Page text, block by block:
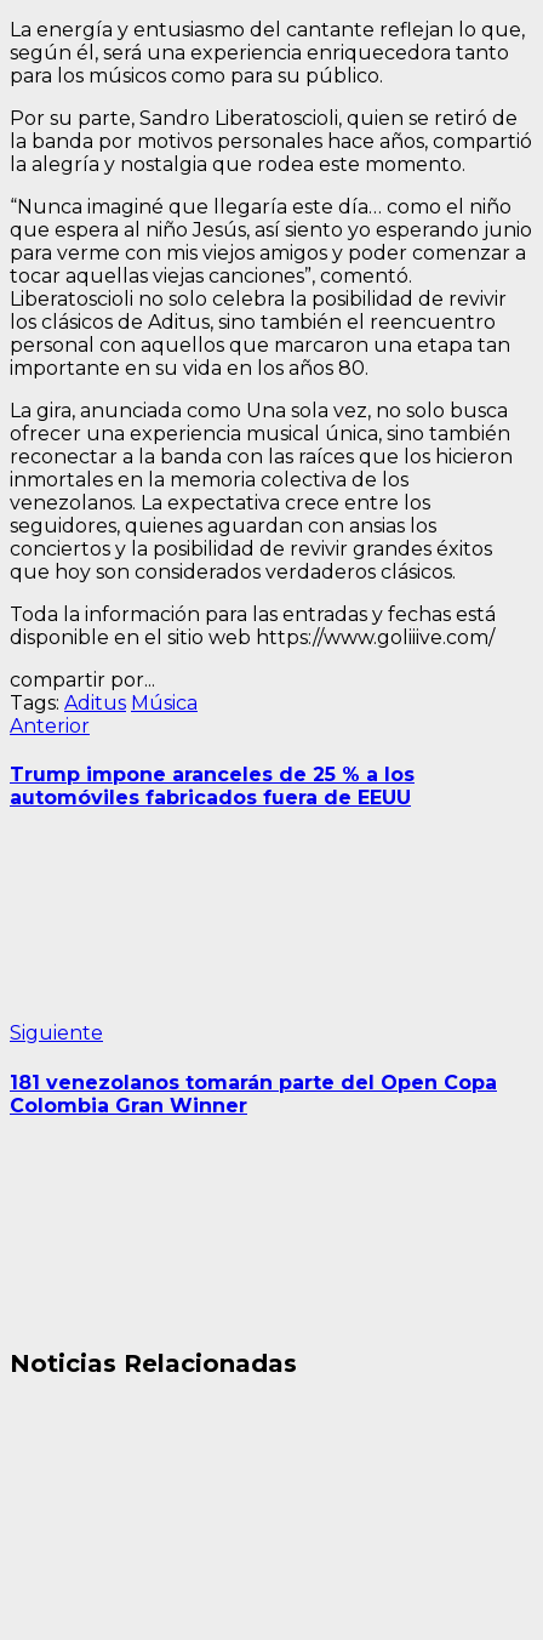
La energía y entusiasmo del cantante reflejan lo que,
según él, será una experiencia enriquecedora tanto
para los músicos como para su público.
Por su parte, Sandro Liberatoscioli, quien se retiró de
la banda por motivos personales hace años, compartió
la alegría y nostalgia que rodea este momento.
“Nunca imaginé que llegaría este día… como el niño
que espera al niño Jesús, así siento yo esperando junio
para verme con mis viejos amigos y poder comenzar a
tocar aquellas viejas canciones”, comentó.
Liberatoscioli no solo celebra la posibilidad de revivir
los clásicos de Aditus, sino también el reencuentro
personal con aquellos que marcaron una etapa tan
importante en su vida en los años 80.
La gira, anunciada como Una sola vez, no solo busca
ofrecer una experiencia musical única, sino también
reconectar a la banda con las raíces que los hicieron
inmortales en la memoria colectiva de los
venezolanos. La expectativa crece entre los
seguidores, quienes aguardan con ansias los
conciertos y la posibilidad de revivir grandes éxitos
que hoy son considerados verdaderos clásicos.
Toda la información para las entradas y fechas está
disponible en el sitio web https://www.goliiive.com/
compartir por...
Tags: Aditus Música
Navegación
de
entradas
AnteriorEntrada
Trump impone aranceles de 25 % a los
automóviles fabricados fuera de EEUU
Siguiente
181 venezolanos tomarán parte del Open Copa
Colombia Gran Winner
Noticias Relacionadas